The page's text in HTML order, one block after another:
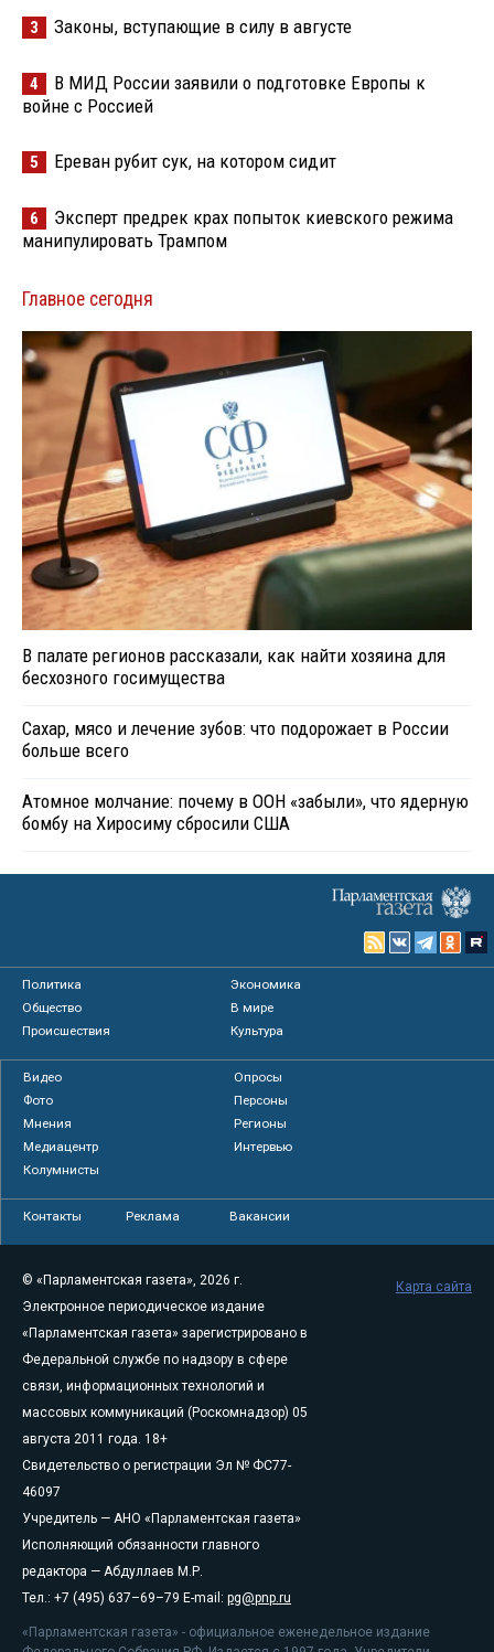
3 Законы, вступающие в силу в августе
4
В МИД России заявили о подготовке Европы к
войне с Россией
5 Ереван рубит сук, на котором сидит
6
Эксперт предрек крах попыток киевского режима
манипулировать Трампом
Главное сегодня
В палате регионов рассказали, как найти хозяина для
бесхозного госимущества
Сахар, мясо и лечение зубов: что подорожает в России
больше всего
Атомное молчание: почему в ООН «забыли», что ядерную
бомбу на Хиросиму сбросили США
Политика
Экономика
Общество
В мире
Происшествия
Культура
Видео
Опросы
Фото
Персоны
Мнения
Регионы
Медиацентр
Интервью
Колумнисты
Контакты Реклама Вакансии
© «Парламентская газета», 2026 г.
Электронное периодическое издание
«Парламентская газета» зарегистрировано в
Федеральной службе по надзору в сфере
связи, информационных технологий и
массовых коммуникаций (Роскомнадзор) 05
августа 2011 года. 18+
Свидетельство о регистрации Эл № ФС77-
46097
Учредитель — АНО «Парламентская газета»
Исполняющий обязанности главного
редактора — Абдуллаев М.Р.
Тел.: +7 (495) 637–69–79 E-mail: pg@pnp.ru
«Парламентская газета» - официальное еженедельное издание
Карта сайта